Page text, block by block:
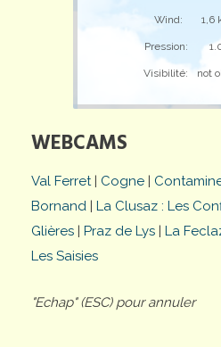
Wind: 1,6
Pression:
Visibilité: not
WEBCAMS
Val Ferret| Cogne |
Bornand | La Clusaz : Les
Glières | Praz de Lys | La
Les Saisies
"Echap" (ESC) pour annuler